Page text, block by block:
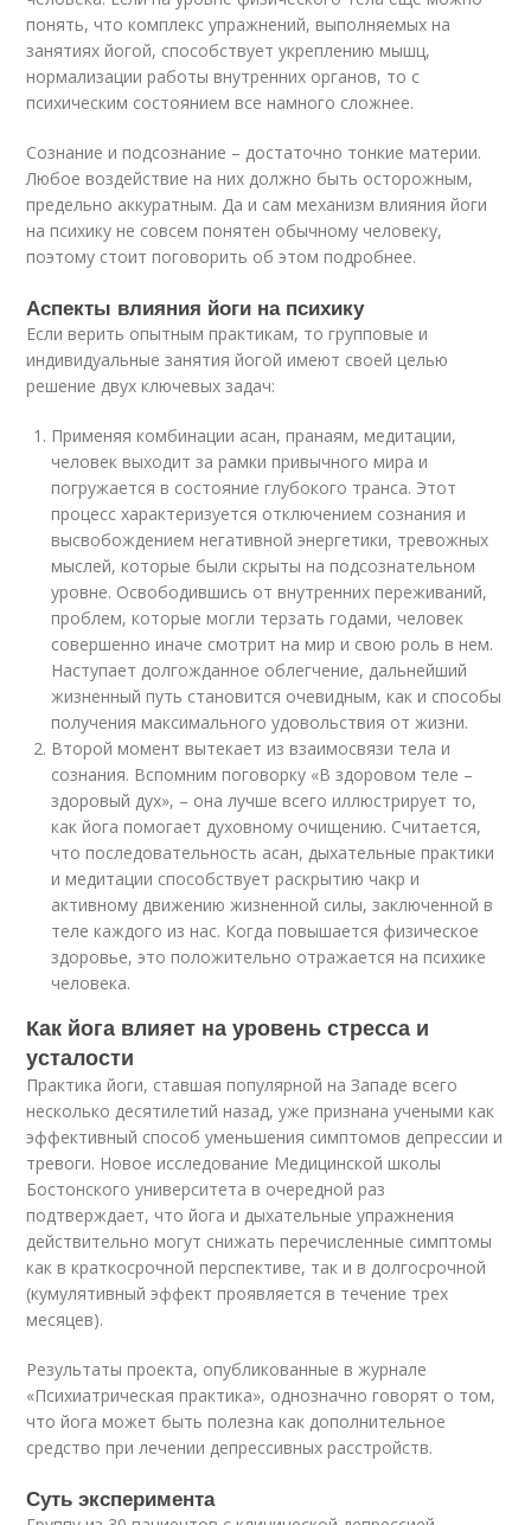
понять, что комплекс упражнений, выполняемых на
занятиях йогой, способствует укреплению мышц,
нормализации работы внутренних органов, то с
психическим состоянием все намного сложнее.
Сознание и подсознание – достаточно тонкие материи.
Любое воздействие на них должно быть осторожным,
предельно аккуратным. Да и сам механизм влияния йоги
на психику не совсем понятен обычному человеку,
поэтому стоит поговорить об этом подробнее.
Аспекты влияния йоги на психику
Если верить опытным практикам, то групповые и
индивидуальные занятия йогой имеют своей целью
решение двух ключевых задач:
Применяя комбинации асан, пранаям, медитации,
человек выходит за рамки привычного мира и
погружается в состояние глубокого транса. Этот
процесс характеризуется отключением сознания и
высвобождением негативной энергетики, тревожных
мыслей, которые были скрыты на подсознательном
уровне. Освободившись от внутренних переживаний,
проблем, которые могли терзать годами, человек
совершенно иначе смотрит на мир и свою роль в нем.
Наступает долгожданное облегчение, дальнейший
жизненный путь становится очевидным, как и способы
получения максимального удовольствия от жизни.
Второй момент вытекает из взаимосвязи тела и
сознания. Вспомним поговорку «В здоровом теле –
здоровый дух», – она лучше всего иллюстрирует то,
как йога помогает духовному очищению. Считается,
что последовательность асан, дыхательные практики
и медитации способствует раскрытию чакр и
активному движению жизненной силы, заключенной в
теле каждого из нас. Когда повышается физическое
здоровье, это положительно отражается на психике
человека.
Как йога влияет на уровень стресса и
усталости
Практика йоги, ставшая популярной на Западе всего
несколько десятилетий назад, уже признана учеными как
эффективный способ уменьшения симптомов депрессии и
тревоги. Новое исследование Медицинской школы
Бостонского университета в очередной раз
подтверждает, что йога и дыхательные упражнения
действительно могут снижать перечисленные симптомы
как в краткосрочной перспективе, так и в долгосрочной
(кумулятивный эффект проявляется в течение трех
месяцев).
Результаты проекта, опубликованные в журнале
«Психиатрическая практика», однозначно говорят о том,
что йога может быть полезна как дополнительное
средство при лечении депрессивных расстройств.
Суть эксперимента